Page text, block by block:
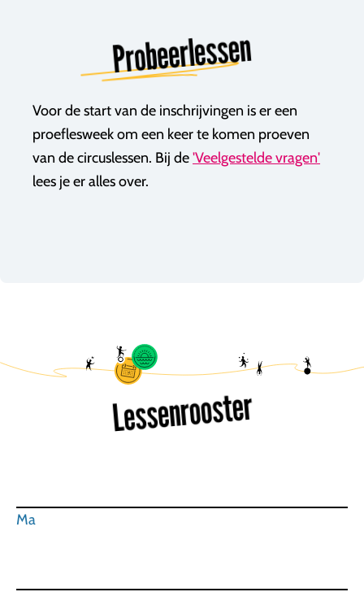
Probeerlessen
Voor de start van de inschrijvingen is er een
proeflesweek om een keer te komen proeven
van de circuslessen. Bij de'Veelgestelde vragen'
lees je er alles over.
Lessenrooster
Ma